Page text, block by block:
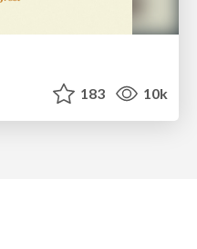
183 10k